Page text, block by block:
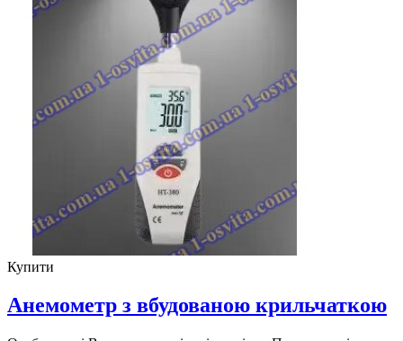
Купити
Анемометр з вбудованою крильчаткою